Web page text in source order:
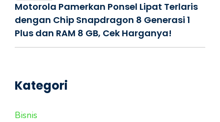
Motorola Pamerkan Ponsel Lipat Terlaris
dengan Chip Snapdragon 8 Generasi 1
Plus dan RAM 8 GB, Cek Harganya!
Kategori
Bisnis